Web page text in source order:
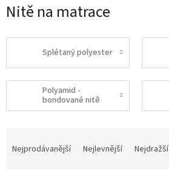
Nitě na matrace
Splétaný polyester
Polyamid -
bondované nitě
Nejprodávanější Nejlevnější Nejdražší